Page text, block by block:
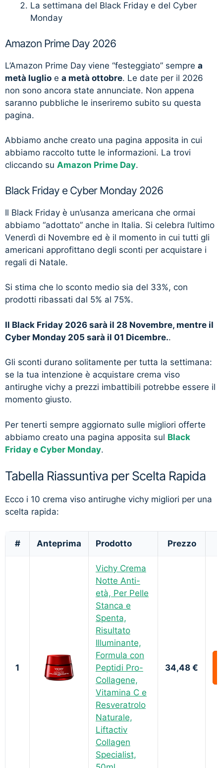
La settimana del Black Friday e del Cyber
Monday
Amazon Prime Day 2026
L’Amazon Prime Day viene “festeggiato” sempre a
metà luglio e a metà ottobre. Le date per il 2026
non sono ancora state annunciate. Non appena
saranno pubbliche le inseriremo subito su questa
pagina.
Abbiamo anche creato una pagina apposita in cui
abbiamo raccolto tutte le informazioni. La trovi
cliccando su Amazon Prime Day.
Black Friday e Cyber Monday 2026
Il Black Friday è un’usanza americana che ormai
abbiamo “adottato” anche in Italia. Si celebra l’ultimo
Venerdì di Novembre ed è il momento in cui tutti gli
americani approfittano degli sconti per acquistare i
regali di Natale.
Si stima che lo sconto medio sia del 33%, con
prodotti ribassati dal 5% al 75%.
Il Black Friday 2026 sarà il 28 Novembre, mentre il
Cyber Monday 205 sarà il 01 Dicembre..
Gli sconti durano solitamente per tutta la settimana:
se la tua intenzione è acquistare crema viso
antirughe vichy a prezzi imbattibili potrebbe essere il
momento giusto.
Per tenerti sempre aggiornato sulle migliori offerte
abbiamo creato una pagina apposita sul Black
Friday e Cyber Monday.
Tabella Riassuntiva per Scelta Rapida
Ecco i 10 crema viso antirughe vichy migliori per una
scelta rapida:
# Anteprima Prodotto Prezzo
1
Vichy Crema
Notte Anti-
età, Per Pelle
Stanca e
Spenta,
Risultato
Illuminante,
Formula con
Peptidi Pro-
Collagene,
Vitamina C e
Resveratrolo
Naturale,
Liftactiv
Collagen
Specialist,
34,48 €